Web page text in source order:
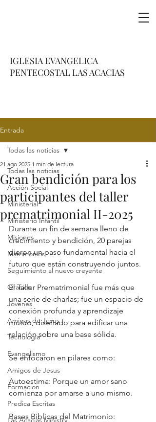
IGLESIA EVANGELICA
PENTECOSTAL LAS ACACIAS
Entrada
Todas las noticias
Acción Social
Ministerial
Ministerio Infantil
Misiones
Matrimonios
Seguimiento al nuevo creyente
Oracion
Jovenes
Amigas de Jesus
Tecnología
Evangelismo
Amigos de Jesus
Formacion
Predica Escritas
Las Acacias Ministry
Todas las noticias
Gran bendición para los
participantes del taller
prematrimonial II-2025
21 ago 2025 1 min de lectura
Durante un fin de semana lleno de
crecimiento y bendición, 20 parejas
dieron un paso fundamental hacia el
futuro que están construyendo juntos.
El Taller Prematrimonial fue más que
una serie de charlas; fue un espacio de
conexión profunda y aprendizaje
mutuo, diseñado para edificar una
relación sobre una base sólida.
Se enfocaron en pilares como:
Autoestima: Porque un amor sano
comienza por amarse a uno mismo.
Bases Bíblicas del Matrimonio: